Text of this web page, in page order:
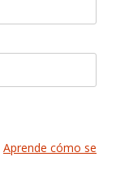
Aprende cómo se